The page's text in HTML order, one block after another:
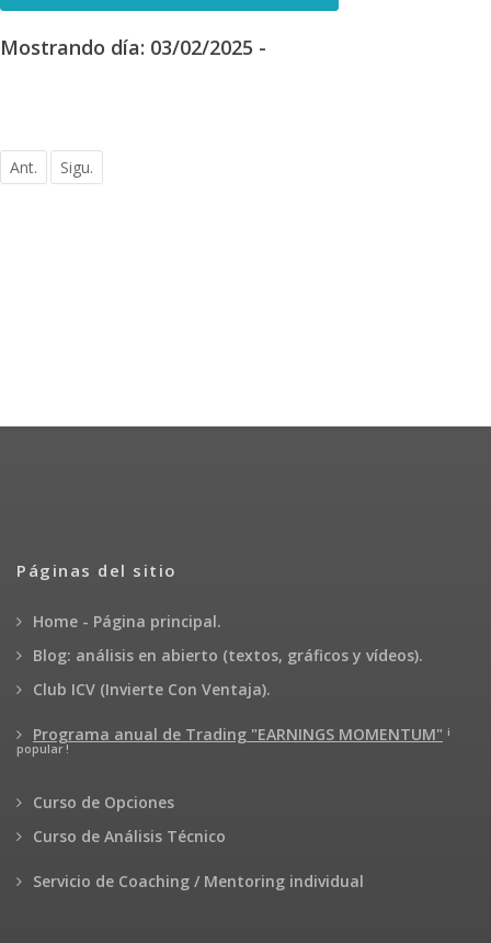
Mostrando día: 03/02/2025 -
Ant. Sigu.
Páginas del sitio
Home - Página principal.
Blog: análisis en abierto (textos, gráficos y vídeos).
Club ICV (Invierte Con Ventaja).
Programa anual de Trading "EARNINGS MOMENTUM" ¡
popular !
Curso de Opciones
Curso de Análisis Técnico
Servicio de Coaching / Mentoring individual